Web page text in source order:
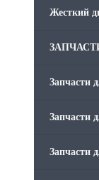
Жесткий
Запчасти
Запчасти
Запчасти